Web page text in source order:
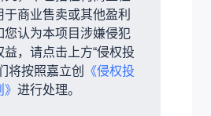
商业售卖或其他盈利
您认为本项目涉嫌侵犯
益，请点击上方“侵权投
将按照嘉立创
《侵权投
进行处理。